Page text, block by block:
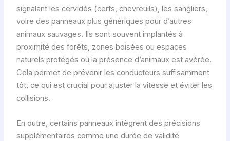
signalant les cervidés (cerfs, chevreuils), les sangliers,
voire des panneaux plus génériques pour d’autres
animaux sauvages. Ils sont souvent implantés à
proximité des forêts, zones boisées ou espaces
naturels protégés où la présence d’animaux est avérée.
Cela permet de prévenir les conducteurs suffisamment
tôt, ce qui est crucial pour ajuster la vitesse et éviter les
collisions.
En outre, certains panneaux intègrent des précisions
supplémentaires comme une durée de validité